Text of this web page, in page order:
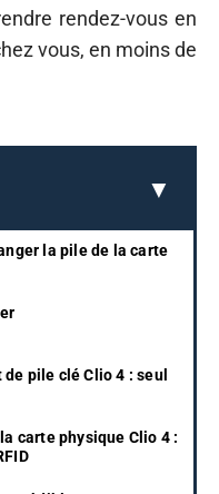
rendez-vous en
vous, en moins de
la pile de la carte
pile clé Clio 4 : seul
carte physique Clio 4 :